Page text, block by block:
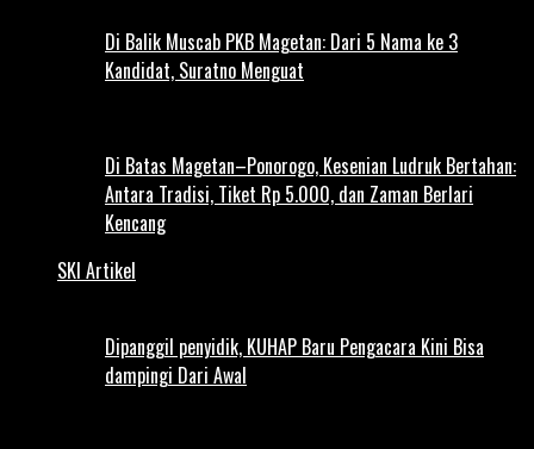
Di Balik Muscab PKB Magetan: Dari 5 Nama ke 3
Kandidat, Suratno Menguat
Di Batas Magetan–Ponorogo, Kesenian Ludruk Bertahan:
Antara Tradisi, Tiket Rp 5.000, dan Zaman Berlari
Kencang
SKI Artikel
Dipanggil penyidik, KUHAP Baru Pengacara Kini Bisa
dampingi Dari Awal